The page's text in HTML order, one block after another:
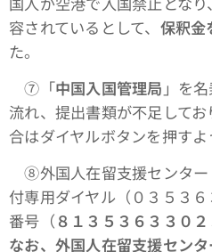
容されているとして、 保釈金
た。
⑦「中国入国管理局 」を
流れ、提出書類が不足して
合はダイヤルボタンを押すよ
⑧外国人在留支援センター
付専用ダイヤル（０３５３
番号（ ８１３５３６３３０２
なお、外国人在留支援セン